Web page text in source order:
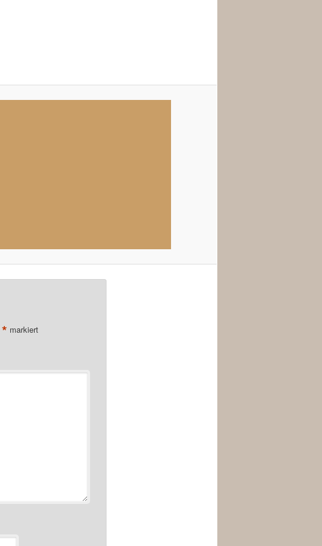
* markiert